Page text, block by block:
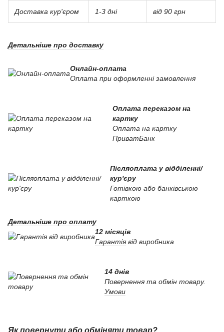
Доставка кур'єром 1-3 дні від 90 грн
Детальніше про доставку
Онлайн-оплата
Оплата при оформленні замовлення
Оплата переказом на
картку
Оплата на картку
ПриватБанк
Післяоплата у відділенні/
кур'єру
Готівкою або банківською
карткою
Детальніше про оплату
12 місяців
Гарантія від виробника
14 днів
Повернення та обмін товару.
Умови
Як повернути або обміняти товар?